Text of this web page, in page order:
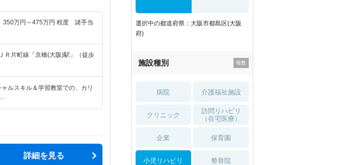
350万円～475万円 程度 諸手当
Ｒ片町線「京橋(大阪)駅」（徒歩
ルスキル＆学習教室での、カリ
…
詳細を見る
選択中の都道府県：大阪市都島区(大阪
府)
施設種別
病院 介護福祉施設
クリニック
訪問リハビリ
（在宅医療）
企業 保育園
小児リハビリ 整骨院